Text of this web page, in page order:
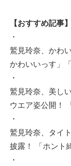
【おすすめ記事】
・
鷲見玲奈、かわ
かわいいっす」
・
鷲見玲奈、美し
ウエア姿公開！
・
鷲見玲奈、タイ
披露！ 「ホント
・